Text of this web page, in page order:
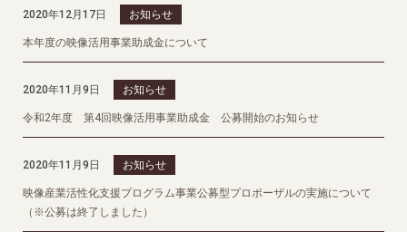
2020年12月17日 お知らせ
本年度の映像活用事業助成金について
2020年11月9日 お知らせ
令和2年度 第4回映像活用事業助成金 公募開始のお知らせ
2020年11月9日 お知らせ
映像産業活性化支援プログラム事業公募型プロポーザルの実施について
（※公募は終了しました）